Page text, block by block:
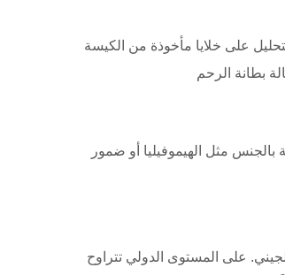
التلقيح الصناعي. يتم التحليل على خلايا مأخوذة من الكيسة
مثل الهيموفيليا أو ضمور
على المستوى الدولي تتراوح